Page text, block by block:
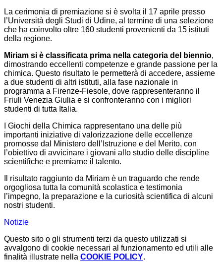
La cerimonia di premiazione si è svolta il 17 aprile presso
l’Università degli Studi di Udine, al termine di una selezione
che ha coinvolto oltre 160 studenti provenienti da 15 istituti
della regione.
Miriam si è classificata prima nella categoria del biennio,
dimostrando eccellenti competenze e grande passione per la
chimica. Questo risultato le permetterà di accedere, assieme
a due studenti di altri istituti, alla fase nazionale in
programma a Firenze-Fiesole, dove rappresenteranno il
Friuli Venezia Giulia e si confronteranno con i migliori
studenti di tutta Italia.
I Giochi della Chimica rappresentano una delle più
importanti iniziative di valorizzazione delle eccellenze
promosse dal Ministero dell’Istruzione e del Merito, con
l’obiettivo di avvicinare i giovani allo studio delle discipline
scientifiche e premiarne il talento.
Il risultato raggiunto da Miriam è un traguardo che rende
orgogliosa tutta la comunità scolastica e testimonia
l’impegno, la preparazione e la curiosità scientifica di alcuni
nostri studenti.
Notizie
Questo sito o gli strumenti terzi da questo utilizzati si
avvalgono di cookie necessari al funzionamento ed utili alle
finalità illustrate nella COOKIE POLICY.